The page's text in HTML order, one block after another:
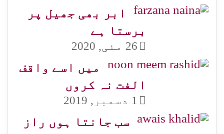
ابر بھی جھیل پر
برستا ہے
26 مئی, 2020
میں اسے واقف
الفت نہ کروں
1 دسمبر, 2019
سب جانتا ہوں راز